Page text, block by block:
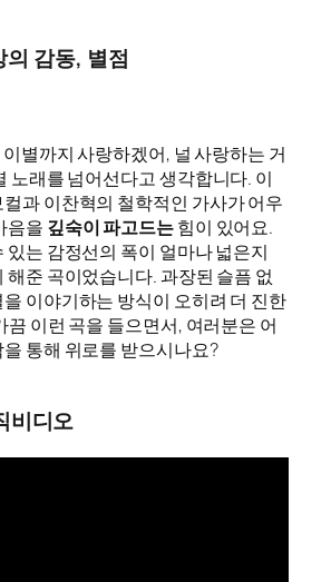
의 감동, 별점
이별까지 사랑하겠어, 널 사랑하는 거
노래를 넘어선다고 생각합니다. 이
과 이찬혁의 철학적인 가사가 어우
음을 깊숙이 파고드는힘이 있어요.
있는 감정선의 폭이 얼마나 넓은지
해준 곡이었습니다. 과장된 슬픔 없
이야기하는 방식이 오히려 더 진한
끔 이런 곡을 들으면서, 여러분은 어
통해 위로를 받으시나요?
비디오